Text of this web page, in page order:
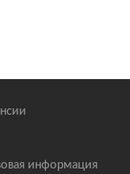
информация